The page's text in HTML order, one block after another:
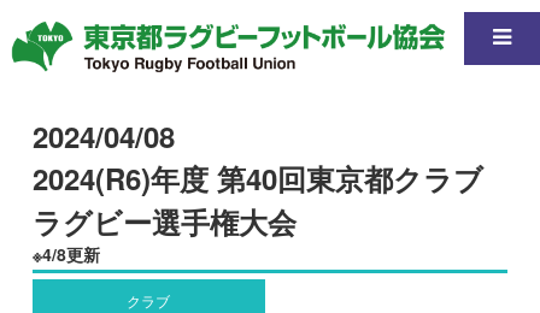
2024/04/08
2024(R6)年度 第40回東京都クラブ
ラグビー選手権大会
※4/8更新
クラブ